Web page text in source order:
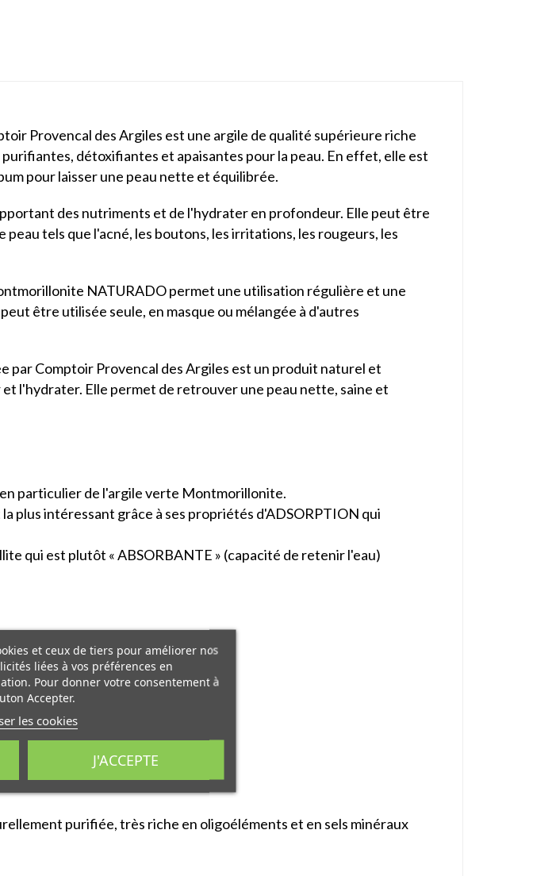
Provencal des Argiles est une argile de qualité supérieure riche
détoxifiantes et apaisantes pour la peau. En effet, elle est
pour laisser une peau nette et équilibrée.
des nutriments et de l'hydrater en profondeur. Elle peut être
tels que l'acné, les boutons, les irritations, les rougeurs, les
NATURADO permet une utilisation régulière et une
être utilisée seule, en masque ou mélangée à d'autres
Comptoir Provencal des Argiles est un produit naturel et
l'hydrater. Elle permet de retrouver une peau nette, saine et
particulier de l'argile verte Montmorillonite.
plus intéressant grâce à ses propriétés d'ADSORPTION qui
qui est plutôt « ABSORBANTE » (capacité de retenir l'eau)
purifiée, très riche en oligoéléments et en sels minéraux
et ceux de tiers pour améliorer nos
liées à vos préférences en
Pour donner votre consentement à
Accepter.
les cookies
J'ACCEPTE